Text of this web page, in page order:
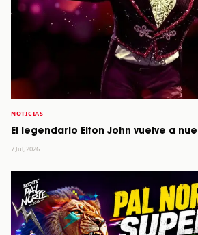
NOTICIAS
El legendario Elton John vuelve a
7 Jul, 2026